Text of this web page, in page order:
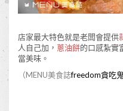
店家最大特色就是老闆會提供
人自己加， 蔥油餅的口感紮實
當美味。
（MENU美食誌freedom貪吃鬼